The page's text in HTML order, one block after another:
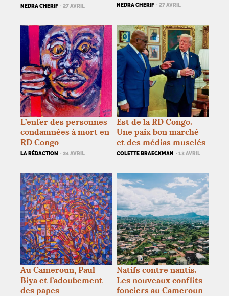
NEDRA CHERIF · 27 AVRIL NEDRA CHERIF · 27 AVRIL
L’enfer des personnes
condamnées à mort en
RD Congo
LA RÉDACTION · 24 AVRIL
Est de laRD Congo.
Une paix bon marché
et des médias muselés
COLETTE BRAECKMAN · 13 AVRIL
Au Cameroun, Paul
Biya et l’adoubement
des papes
Natifs contre nantis.
Les nouveaux conflits
fonciers au Cameroun